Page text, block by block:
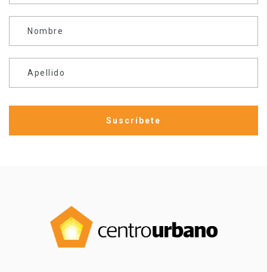
Nombre
Apellido